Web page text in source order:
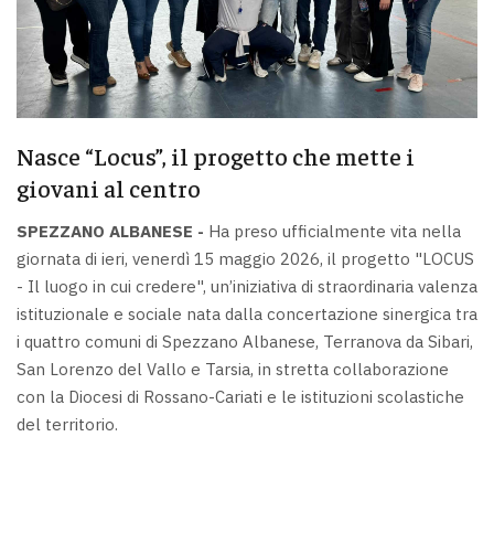
Nasce “Locus”, il progetto che mette i
giovani al centro
SPEZZANO ALBANESE - Ha preso ufficialmente vita nella
giornata di ieri, venerdì 15 maggio 2026, il progetto "LOCUS
- Il luogo in cui credere", un’iniziativa di straordinaria valenza
istituzionale e sociale nata dalla concertazione sinergica tra
i quattro comuni di Spezzano Albanese, Terranova da Sibari,
San Lorenzo del Vallo e Tarsia, in stretta collaborazione
con la Diocesi di Rossano-Cariati e le istituzioni scolastiche
del territorio.